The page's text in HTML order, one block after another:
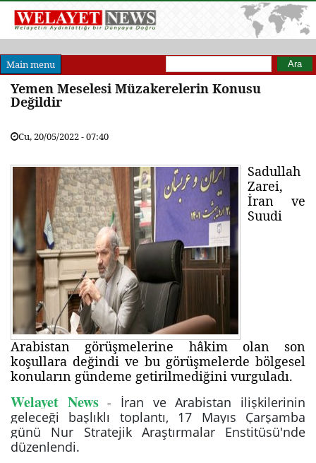
Main menu Arama formu
Ara
Yemen Meselesi Müzakerelerin Konusu
Değildir
Cu, 20/05/2022 - 07:40
Sadullah
Zarei,
İran ve
Suudi
Arabistan görüşmelerine hâkim olan son
koşullara değindi ve bu görüşmelerde bölgesel
konuların gündeme getirilmediğini vurguladı.
Welayet News- İran ve Arabistan ilişkilerinin
geleceği başlıklı toplantı, 17 Mayıs Çarşamba
günü Nur Stratejik Araştırmalar Enstitüsü'nde
düzenlendi.